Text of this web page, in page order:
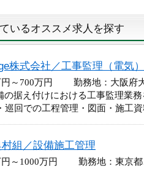
いるオススメ求人を探す
株式会社／工事監理（電気）
円～700万円 勤務地：大阪府大
の据え付けにおける工事監理業
巡回での工程管理・図面・施工
組／設備施工管理
円～1000万円 勤務地：東京都